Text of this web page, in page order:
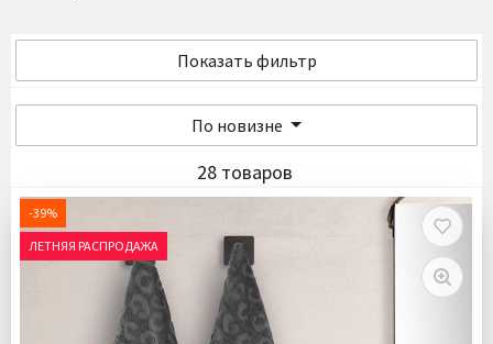
Показать фильтр
По новизне
28 товаров
-39%
ЛЕТНЯЯ РАСПРОДАЖА